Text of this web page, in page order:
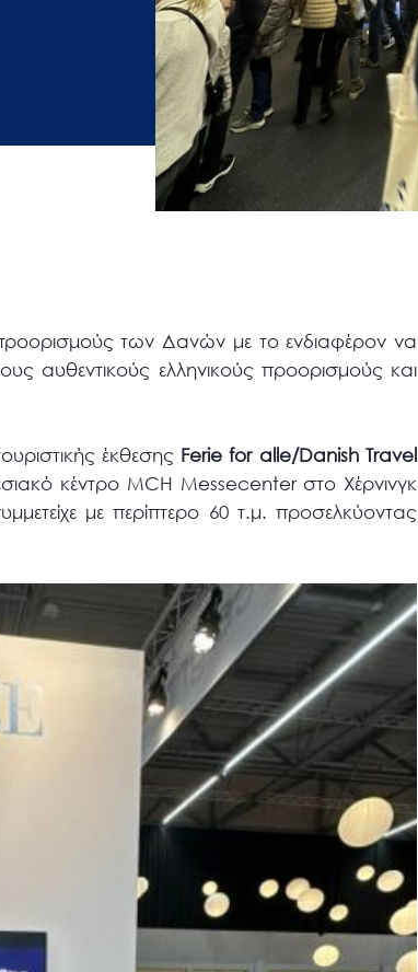
των Δανών με το ενδιαφέρον να
αυθεντικούς ελληνικούς προορισμούς και
έκθεσης Ferie for alle/Danish Travel
κέντρο MCH Messecenter στο Χέρνινγκ
με περίπτερο 60 τ.μ. προσελκύοντας